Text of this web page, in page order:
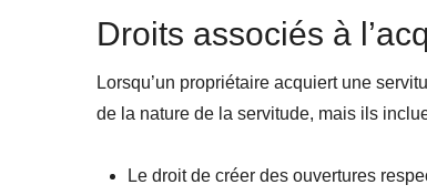
Droits associés à
Lorsqu’un propriétaire acquiert une
de la nature de la servitude, mais ils
Le droit de créer des ouvertures